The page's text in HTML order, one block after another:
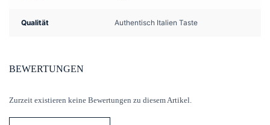
Qualität Authentisch Italien Taste
BEWERTUNGEN
Zurzeit existieren keine Bewertungen zu diesem Artikel.